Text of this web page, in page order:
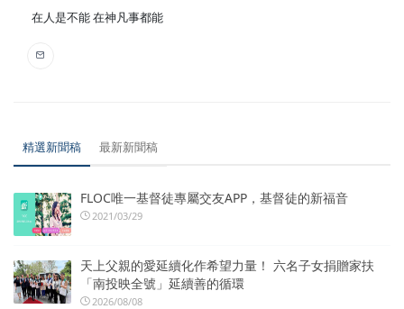
在人是不能 在神凡事都能
精選新聞稿 最新新聞稿
FLOC唯一基督徒專屬交友APP，基督徒的新福音
2021/03/29
天上父親的愛延續化作希望力量！ 六名子女捐贈家扶
「南投映全號」延續善的循環
2026/08/08